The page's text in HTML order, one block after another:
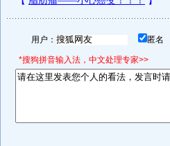
用户： 匿名
*搜狗拼音输入法，中文处理专家>>